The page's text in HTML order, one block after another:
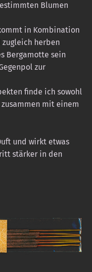
Blumen
in Kombination
herben
Bergamotte sein
zur
finde ich sowohl
mit einem
und wirkt etwas
stärker in den